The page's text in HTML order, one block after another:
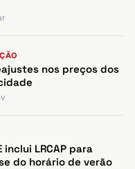
nos preços dos
inclui LRCAP para
do horário de verão